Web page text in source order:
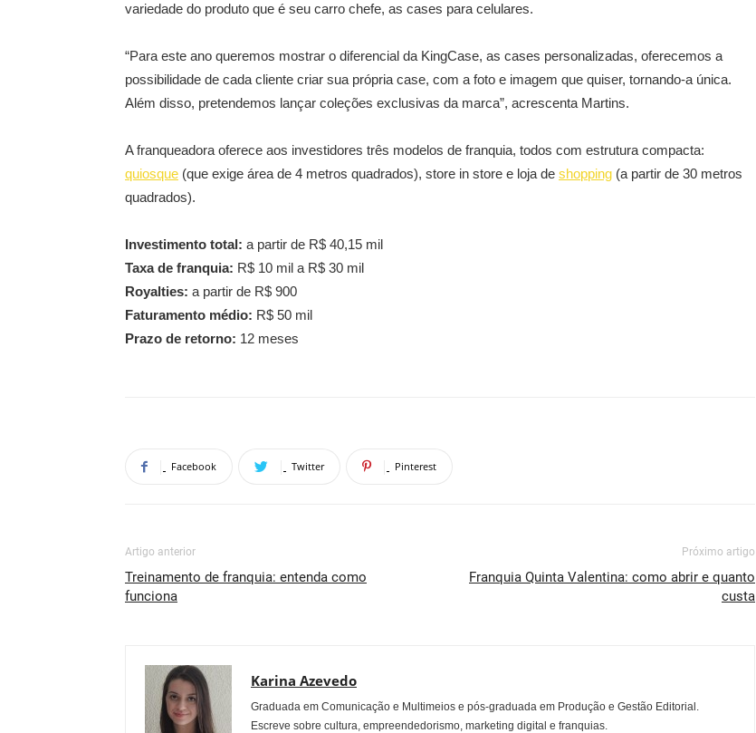
variedade do produto que é seu carro chefe, as cases para celulares.
“Para este ano queremos mostrar o diferencial da KingCase, as cases personalizadas, oferecemos a
possibilidade de cada cliente criar sua própria case, com a foto e imagem que quiser, tornando-a única.
Além disso, pretendemos lançar coleções exclusivas da marca”, acrescenta Martins.
A franqueadora oferece aos investidores três modelos de franquia, todos com estrutura compacta:
quiosque (que exige área de 4 metros quadrados), store in store e loja de shopping (a partir de 30 metros
quadrados).
Investimento total: a partir de R$ 40,15 mil
Taxa de franquia: R$ 10 mil a R$ 30 mil
Royalties: a partir de R$ 900
Faturamento médio: R$ 50 mil
Prazo de retorno: 12 meses
Facebook Twitter Pinterest
Artigo anterior
Treinamento de franquia: entenda como
funciona
Próximo artigo
Franquia Quinta Valentina: como abrir e quanto
custa
Karina Azevedo
Graduada em Comunicação e Multimeios e pós-graduada em Produção e Gestão Editorial.
Escreve sobre cultura, empreendedorismo, marketing digital e franquias.